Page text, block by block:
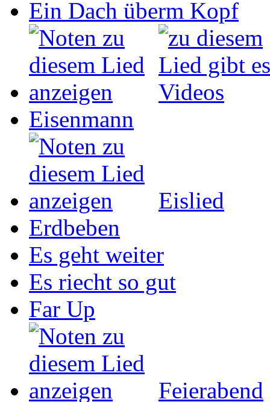
Ein Dach überm Kopf
Eisenmann
Eislied
Erdbeben
Es geht weiter
Es riecht so gut
Far Up
Feierabend